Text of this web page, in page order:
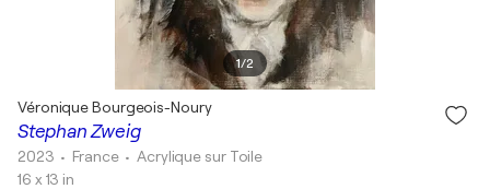
1/2
Stephan Zweig
Véronique Bourgeois-Noury
2023 • France •Acrylique sur Toile
16 x 13 in